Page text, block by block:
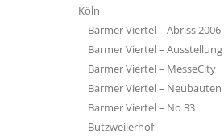
Köln
Barmer Viertel – Abriss 2006
Barmer Viertel – Ausstellung
Barmer Viertel – MesseCity
Barmer Viertel – Neubauten
Barmer Viertel – No 33
Butzweilerhof